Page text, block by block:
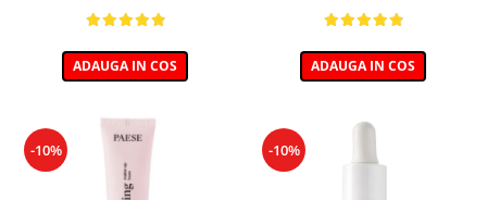
ADAUGA IN COS ADAUGA IN COS
-10% -10%